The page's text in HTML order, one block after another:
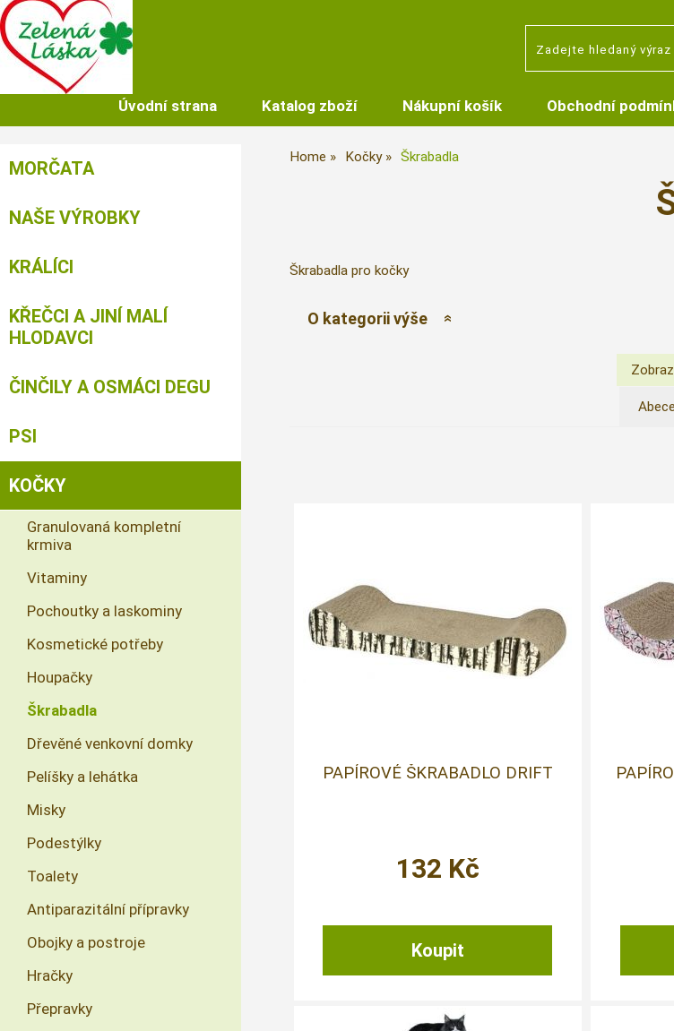
Úvodní strana Katalog zboží Nákupní košík Obchodní
Home Kočky Škrabadla
Škrabadla pro kočky
O kategorii výše
PAPÍROVÉ ŠKRABADLO DRIFT
132 Kč
MORČATA
NAŠE VÝROBKY
KRÁLÍCI
KŘEČCI A JINÍ MALÍ
HLODAVCI
ČINČILY A OSMÁCI DEGU
PSI
KOČKY
Granulovaná kompletní
krmiva
Vitaminy
Pochoutky a laskominy
Kosmetické potřeby
Houpačky
Škrabadla
Dřevěné venkovní domky
Pelíšky a lehátka
Misky
Podestýlky
Toalety
Antiparazitální přípravky
Obojky a postroje
Hračky
Přepravky